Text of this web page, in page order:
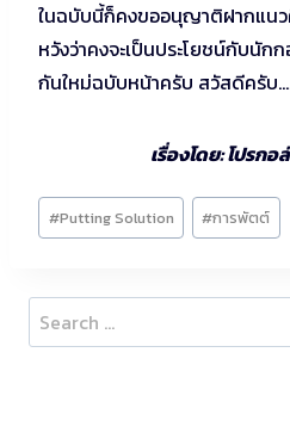
ในฉบับนี้ก็คงขออนุญาติฝากแน
หวังว่าคงจะเป็นประโยชน์กับนั
กันใหม่ฉบับหน้าครับ สวัสดีครับ
เรื่องโดย: โปรก
Post
Tags:
#Putting Solution #การพัตต์
Search
for: